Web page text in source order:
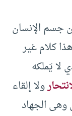
جسم الإنسان
كلام غير
لا يَملكه
ولا إلقاء
وهى الجهاد